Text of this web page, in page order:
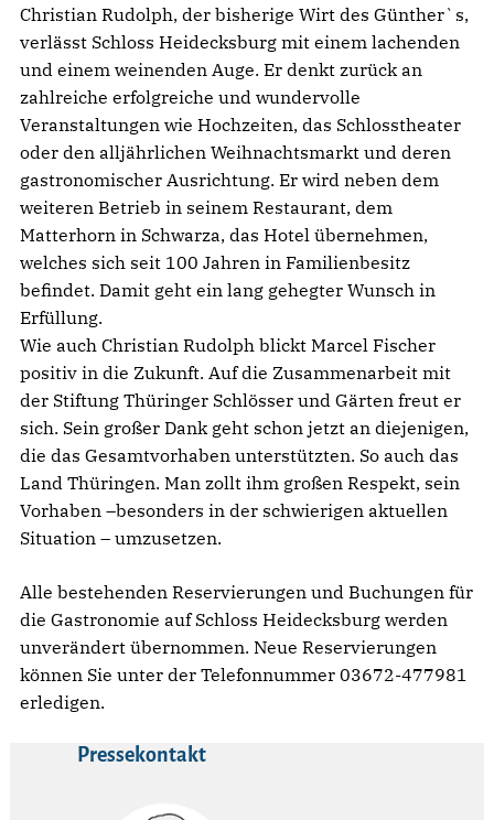
Christian Rudolph, der bisherige Wirt des Günther`s,
verlässt Schloss Heidecksburg mit einem lachenden
und einem weinenden Auge. Er denkt zurück an
zahlreiche erfolgreiche und wundervolle
Veranstaltungen wie Hochzeiten, das Schlosstheater
oder den alljährlichen Weihnachtsmarkt und deren
gastronomischer Ausrichtung. Er wird neben dem
weiteren Betrieb in seinem Restaurant, dem
Matterhorn in Schwarza, das Hotel übernehmen,
welches sich seit 100 Jahren in Familienbesitz
befindet. Damit geht ein lang gehegter Wunsch in
Erfüllung.
Wie auch Christian Rudolph blickt Marcel Fischer
positiv in die Zukunft. Auf die Zusammenarbeit mit
der Stiftung Thüringer Schlösser und Gärten freut er
sich. Sein großer Dank geht schon jetzt an diejenigen,
die das Gesamtvorhaben unterstützten. So auch das
Land Thüringen. Man zollt ihm großen Respekt, sein
Vorhaben –besonders in der schwierigen aktuellen
Situation – umzusetzen.
Alle bestehenden Reservierungen und Buchungen für
die Gastronomie auf Schloss Heidecksburg werden
unverändert übernommen. Neue Reservierungen
können Sie unter der Telefonnummer 03672-477981
erledigen.
Pressekontakt